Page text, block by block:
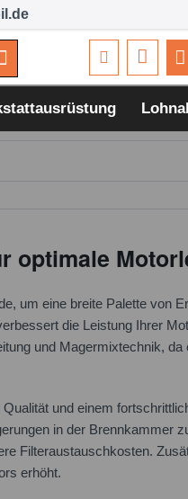
optimale
um eine breite Palette von
die Leistung Ihrer
und Magermixtechnik, da
und einem
in der Brennkammer
Filteraustauschkosten.
erhöht.